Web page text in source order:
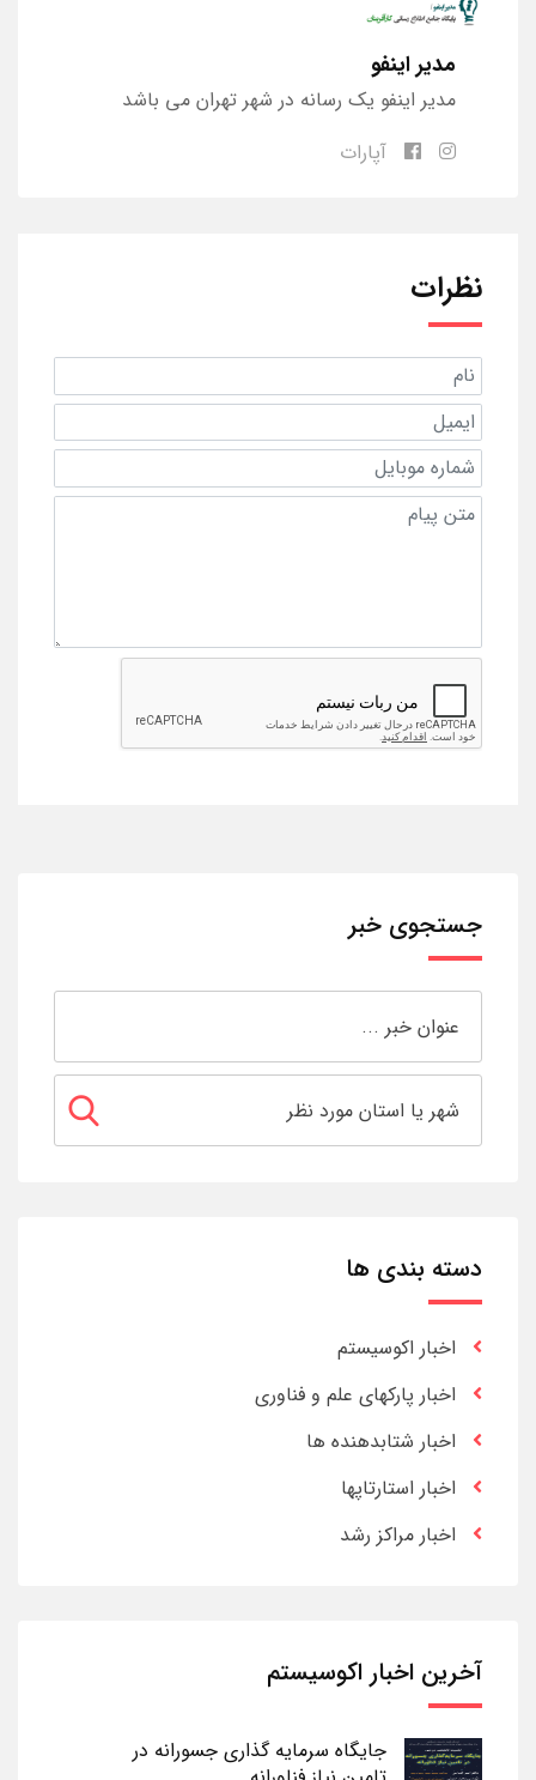
مدیر اینفو
مدیر اینفو یک رسانه در شهر تهران می باشد
آپارات
نظرات
جستجوی خبر
دسته بندی ها
اخبار اکوسیستم
اخبار پارکهای علم و فناوری
اخبار شتابدهنده ها
اخبار استارتاپها
اخبار مراکز رشد
آخرین اخبار اکوسیستم
جایگاه سرمایه گذاری جسورانه در